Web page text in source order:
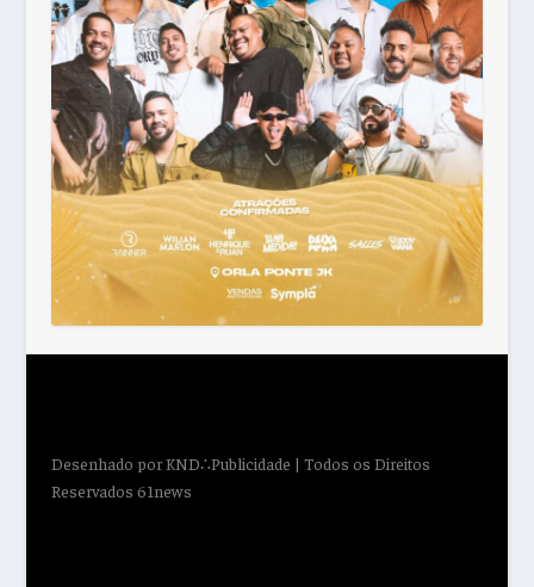
Desenhado porKND∴Publicidade | Todos os Direitos
Reservados 61news